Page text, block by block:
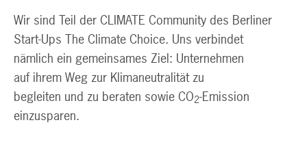
Wir sind Teil der CLIMATE Community des Berliner
Start-Ups The Climate Choice. Uns verbindet
nämlich ein gemeinsames Ziel: Unternehmen
auf ihrem Weg zur Klimaneutralität zu
begleiten und zu beraten sowie CO2-Emission
einzusparen.